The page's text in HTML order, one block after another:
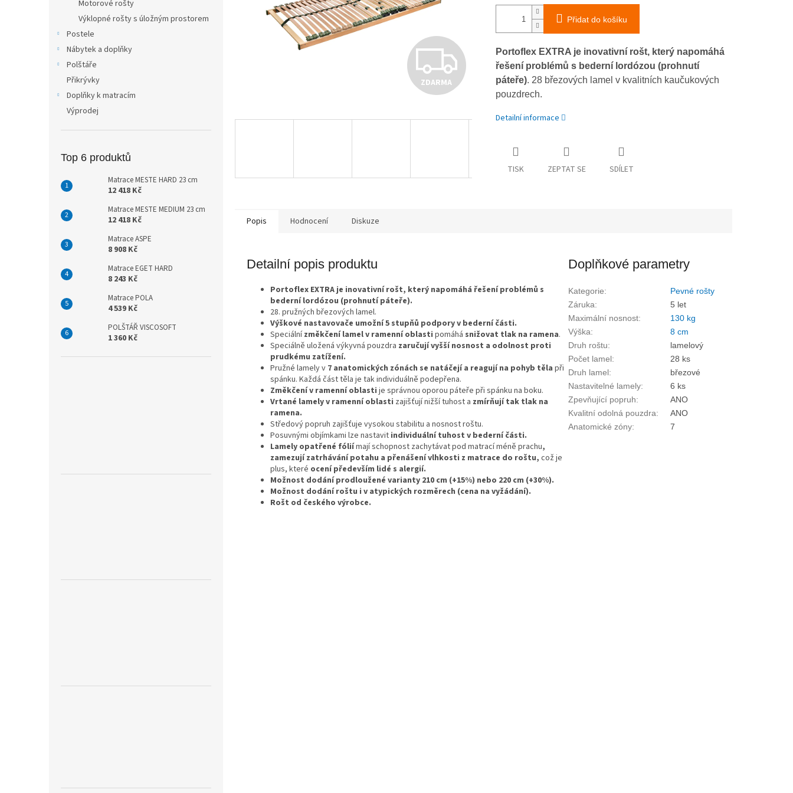
Motorové rošty
Výklopné rošty s úložným prostorem
Postele
Nábytek a doplňky
Polštáře
Přikrývky
Doplňky k matracím
Výprodej
Top 6 produktů
Matrace MESTE HARD 23 cm
12 418 Kč
Matrace MESTE MEDIUM 23 cm
12 418 Kč
Matrace ASPE
8 908 Kč
Matrace EGET HARD
8 243 Kč
Matrace POLA
4 539 Kč
POLŠTÁŘ VISCOSOFT
1 360 Kč
Z
D
R
ZDARMA
Přidat do košíku
Portoflex EXTRA je inovativní rošt, který napomáhá
řešení problémů s bederní lordózou (prohnutí
páteře). 28 březových lamel v kvalitních kaučukových
pouzdrech.
Detailní informace
TISK ZEPTAT SE SDÍLET
Popis Hodnocení Diskuze
Detailní popis produktu
Portoflex EXTRA je inovativní rošt, který napomáhá řešení problémů s
bederní lordózou (prohnutí páteře).
28. pružných březových lamel.
Výškové nastavovače umožní 5 stupňů podpory v bederní části.
Speciálnízměkčení lamel v ramenní oblasti pomáhá snižovat tlak na ramena.
Speciálně uložená výkyvná pouzdra zaručují vyšší nosnost a odolnost proti
prudkému zatížení.
Pružné lamely v 7 anatomických zónách se natáčejí a reagují na pohyb těla při
spánku. Každá část těla je tak individuálně podepřena.
Změkčení v ramenní oblasti je správnou oporou páteře při spánku na boku.
Vrtané lamely v ramenní oblasti zajišťují nižší tuhost a zmírňují tak tlak na
ramena.
Středový popruh zajišťuje vysokou stabilitu a nosnost roštu.
Posuvnými objímkami lze nastavit individuální tuhost v bederní části.
Lamely opatřené fóliímají schopnost zachytávat pod matrací méně prachu,
zamezují zatrhávání potahu a přenášení vlhkosti z matrace do roštu, což je
plus, které ocení především lidé s alergií.
Možnost dodání prodloužené varianty 210 cm (+15%) nebo 220 cm (+30%).
Možnost dodání roštu i v atypických rozměrech (cena na vyžádání).
Rošt od českého výrobce.
Doplňkové parametry
Kategorie:
Pevné rošty
Záruka:
5 let
Maximální nosnost:
130 kg
Výška:
8 cm
Druh roštu:
lamelový
Počet lamel:
28 ks
Druh lamel:
březové
Nastavitelné lamely:
6 ks
Zpevňující popruh:
ANO
Kvalitní odolná pouzdra:
ANO
Anatomické zóny: 7